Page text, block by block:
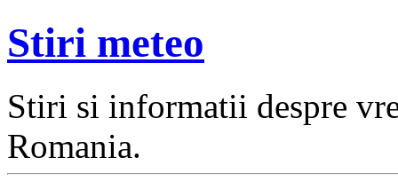
Stiri meteo
Stiri si informatii despre
Romania.